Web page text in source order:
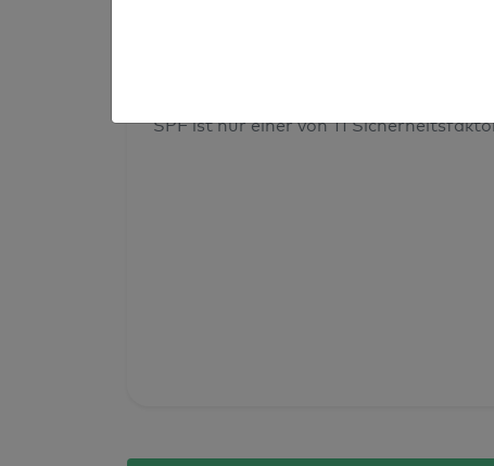
SPF ist nur einer von 11